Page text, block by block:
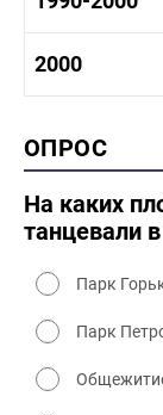
1980-
1990-
2000
2000
2000
ОПРОС
На каких
танцевали
Парк
Парк